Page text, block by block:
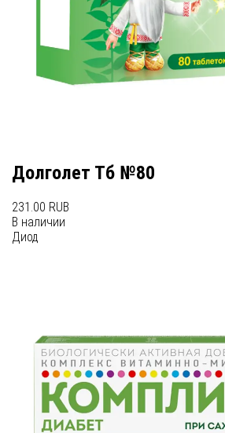
Долголет Тб №80
231.00 RUB
В наличии
Диод